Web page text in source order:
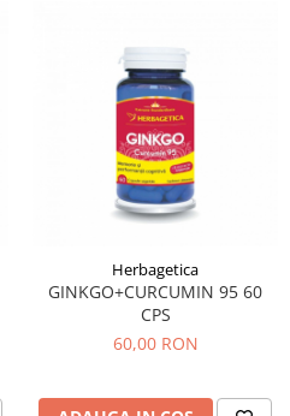
Herbagetica
GINKGO+CURCUMIN 95 60
CPS
60,00 RON